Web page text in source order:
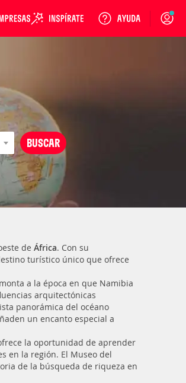
Login
de África. Con su
turístico único que ofrece
a la época en que Namibia
arquitectónicas
panorámica del océano
un encanto especial a
la oportunidad de aprender
en la región. El Museo del
de la búsqueda de riqueza en